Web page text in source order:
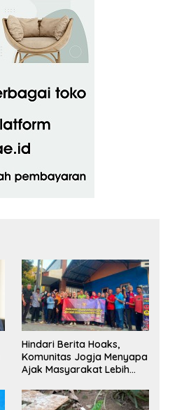
Hindari Berita Hoaks,
Komunitas Jogja Menyapa
Ajak Masyarakat Lebih